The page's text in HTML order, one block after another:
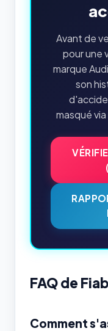
Avant de
pour une
marque
son
masqué
FAQ de
Comment